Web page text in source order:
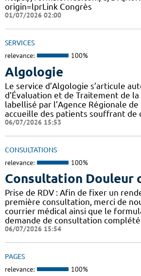
origin=lprLink Congrès
01/07/2026 02:00
SERVICES
relevance: 100%
Algologie
Le service d’Algologie s’articule
d’Évaluation et de Traitement de la
labellisé par l’Agence Régionale de
accueille des patients souffrant de
06/07/2026 15:53
CONSULTATIONS
relevance: 100%
Consultation Douleur
Prise de RDV : Afin de fixer un
première consultation, merci de
courrier médical ainsi que le
demande de consultation
06/07/2026 15:54
PAGES
relevance: 100%